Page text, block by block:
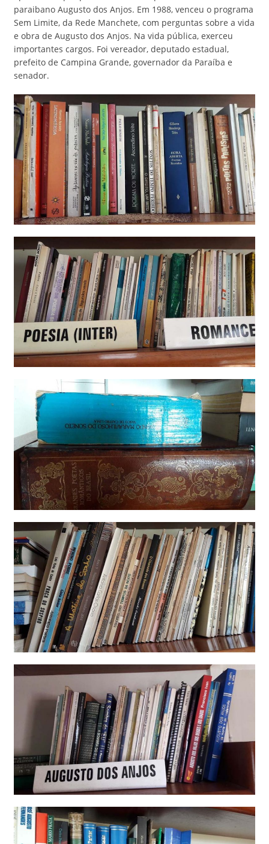
paraibano Augusto dos Anjos. Em 1988, venceu o programa
Sem Limite, da Rede Manchete, com perguntas sobre a vida
e obra de Augusto dos Anjos. Na vida pública, exerceu
importantes cargos. Foi vereador, deputado estadual,
prefeito de Campina Grande, governador da Paraíba e
senador.